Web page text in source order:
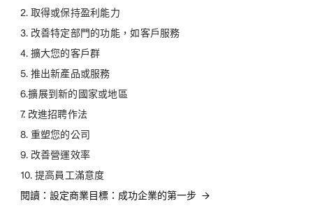
2. 取得或保持盈利能力
3. 改善特定部門的功能，如客戶服務
4. 擴大您的客戶群
5. 推出新產品或服務
6.擴展到新的國家或地區
7. 改進招聘作法
8. 重塑您的公司
9. 改善營運效率
10. 提高員工滿意度
閱讀：設定商業目標：成功企業的第一步